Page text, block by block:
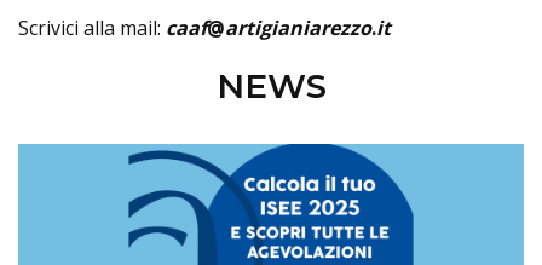
Scrivici alla mail: caaf@artigianiarezzo.it
NEWS